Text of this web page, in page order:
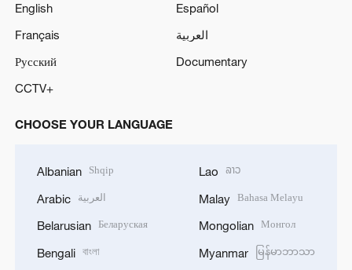
English
Español
Français
العربية
Русский
Documentary
CCTV+
CHOOSE YOUR LANGUAGE
Albanian Shqip
Arabic العربية
Belarusian Беларуская
Bengali বাংলা
Lao ລາວ
Malay Bahasa Melayu
Mongolian Монгол
Myanmar မြန်မာဘာသာ